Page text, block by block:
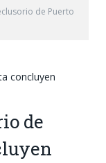
de Puerto
de